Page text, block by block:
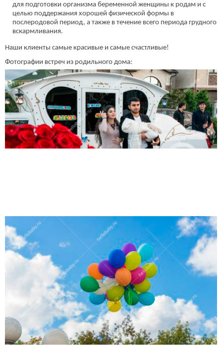
для подготовки организма беременной женщины к родам и с
целью поддержания хорошей физической формы в
послеродовой период, а также в течение всего периода грудного
вскармливания.
Наши клиенты самые красивые и самые счастливые!
Фотографии встреч из родильного дома: